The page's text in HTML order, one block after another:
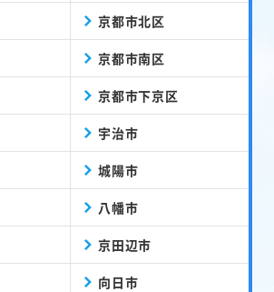
京都市北区
京都市南区
京都市下京区
宇治市
城陽市
八幡市
京田辺市
向日市